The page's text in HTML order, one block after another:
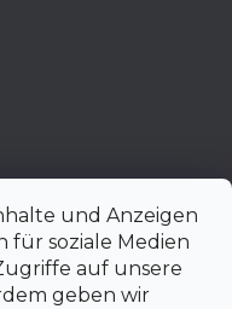
und Anzeigen
für soziale Medien
auf unsere
geben wir